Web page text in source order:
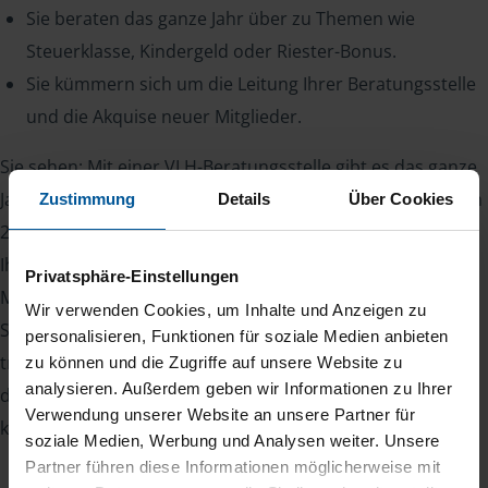
Zustimmung Details Über Cookies
Privatsphäre-Einstellungen
Wir verwenden Cookies, um Inhalte und Anzeigen zu
personalisieren, Funktionen für soziale Medien anbieten
zu können und die Zugriffe auf unsere Website zu
analysieren. Außerdem geben wir Informationen zu Ihrer
Verwendung unserer Website an unsere Partner für
soziale Medien, Werbung und Analysen weiter. Unsere
Partner führen diese Informationen möglicherweise mit
Sie beraten das ganze Jahr über zu Themen wie
Steuerklasse, Kindergeld oder Riester-Bonus.
Sie kümmern sich um die Leitung Ihrer Beratungsstelle
und die Akquise neuer Mitglieder.
Sie sehen: Mit einer VLH-Beratungsstelle gibt es das ganze
Jahr über etwas zu tun. Denn zum einen haben Sie bis zum
28. Februar des Folgejahres Zeit, die Steuererklärung für
Ihre Mitglieder abzugeben, zum anderen kommen
Mitglieder auch während des Jahres mit Steuerfragen auf
Sie zu. Ihr Vorteil: Zufriedene Mitglieder bleiben viele Jahre
treu und sorgen für Planungssicherheit. Somit kennt man
den eigenen Bestand und kann damit zuverlässig das
kommende Jahr kalkulieren.